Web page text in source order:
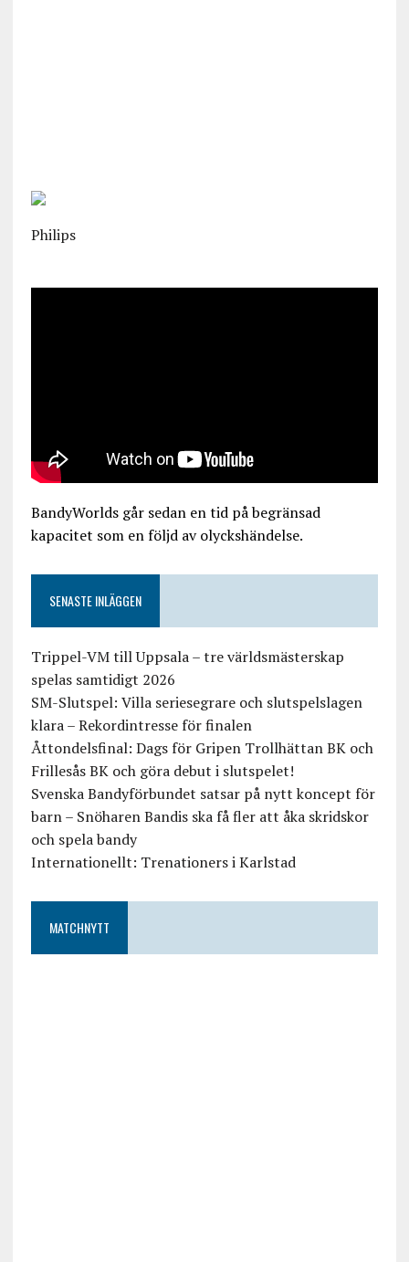
Philips
BandyWorlds går sedan en tid på begränsad
kapacitet som en följd av olyckshändelse.
SENASTE INLÄGGEN
Trippel-VM till Uppsala – tre världsmästerskap
spelas samtidigt 2026
SM-Slutspel: Villa seriesegrare och slutspelslagen
klara – Rekordintresse för finalen
Åttondelsfinal: Dags för Gripen Trollhättan BK och
Frillesås BK och göra debut i slutspelet!
Svenska Bandyförbundet satsar på nytt koncept för
barn – Snöharen Bandis ska få fler att åka skridskor
och spela bandy
Internationellt: Trenationers i Karlstad
MATCHNYTT